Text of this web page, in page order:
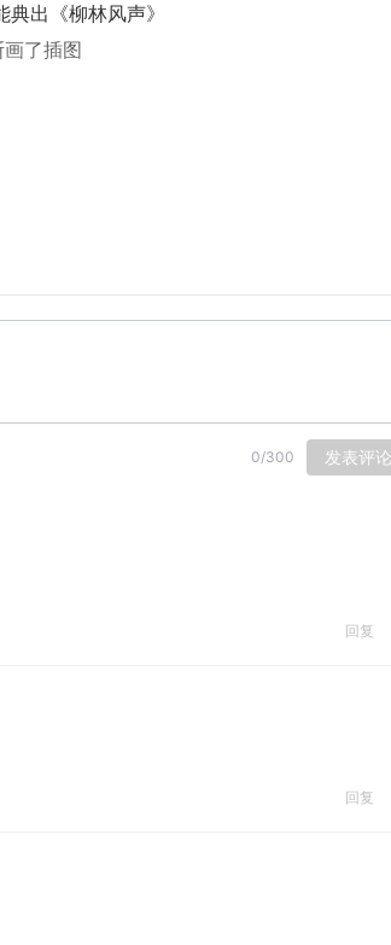
出《柳林风声》
了插图
匠心
谢泼德插画作品
0/300 发表评论
回复
回复